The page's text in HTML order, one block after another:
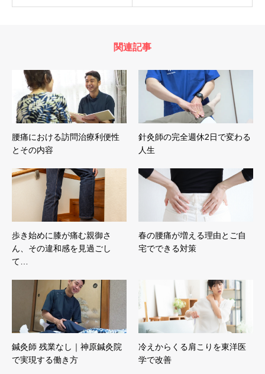
関連記事
腰痛における訪問治療利便性
とその内容
針灸師の完全週休2日で変わる
人生
歩き始めに膝が痛む親御さ
ん、その違和感を見過ごし
て…
春の腰痛が増える理由とご自
宅でできる対策
鍼灸師 残業なし｜神原鍼灸院
で実現する働き方
冷えからくる肩こりを東洋医
学で改善